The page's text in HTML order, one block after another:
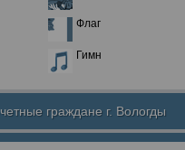
Флаг
Гимн
граждане г. Вологды